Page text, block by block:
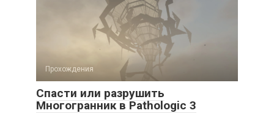
Прохождения
Спасти или разрушить
Многогранник в Pathologic 3